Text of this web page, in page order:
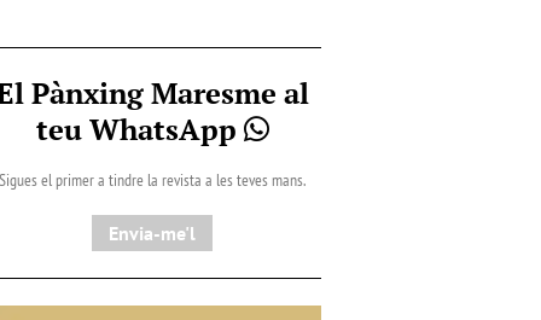
Pànxing Maresme al
teu WhatsApp
Sigues el primer a tindre la revista a les teves mans.
Envia-me'l